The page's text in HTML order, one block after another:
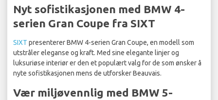
Nyt sofistikasjonen med BMW 4-
serien Gran Coupe fra SIXT
SIXT presenterer BMW 4-serien Gran Coupe, en modell som
utstråler eleganse og kraft. Med sine elegante linjer og
luksuriøse interiør er den et populært valg for de som ønsker å
nyte sofistikasjonen mens de utforsker Beauvais.
Vær miljøvennlig med BMW 5-